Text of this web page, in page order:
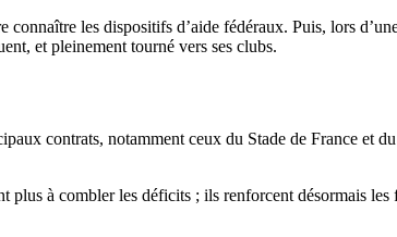
les dispositifs d’aide fédéraux. Puis, lors
et pleinement tourné vers ses clubs.
contrats, notamment ceux du Stade de France et
plus à combler les déficits ; ils renforcent désormais les